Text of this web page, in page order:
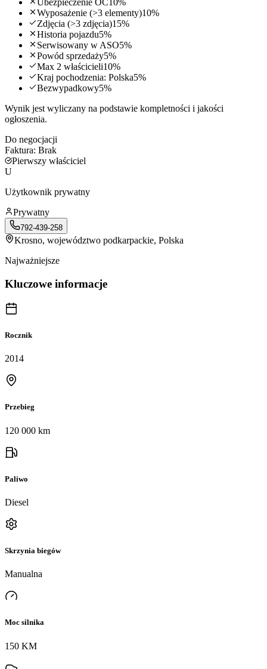
Ubezpieczenie OC10%
Wyposażenie (>3 elementy)10%
Zdjęcia (>3 zdjęcia)15%
Historia pojazdu5%
Serwisowany w ASO5%
Powód sprzedaży5%
Max 2 właścicieli10%
Kraj pochodzenia: Polska5%
Bezwypadkowy5%
Wynik jest wyliczany na podstawie kompletności i jakości
ogłoszenia.
Do negocjacji
Faktura: Brak
Pierwszy właściciel
U
Użytkownik prywatny
Prywatny
792-439-258
Krosno, województwo podkarpackie, Polska
Najważniejsze
Kluczowe informacje
Rocznik
2014
Przebieg
120 000 km
Paliwo
Diesel
Skrzynia biegów
Manualna
Moc silnika
150 KM